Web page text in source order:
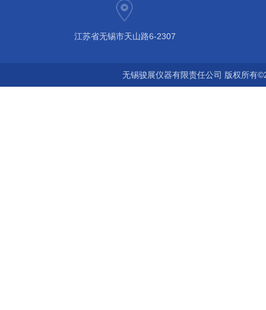
江苏省无锡市天山路6-2307
无锡骏展仪器有限责任公司 版权所有